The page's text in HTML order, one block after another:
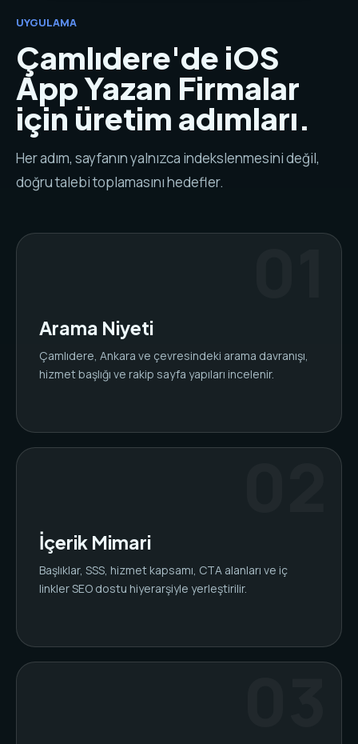
UYGULAMA
Çamlıdere'de iOS
App Yazan Firmalar
için üretim adımları.
Her adım, sayfanın yalnızca indekslenmesini değil,
doğru talebi toplamasını hedefler.
Arama Niyeti
Çamlıdere, Ankara ve çevresindeki arama davranışı,
hizmet başlığı ve rakip sayfa yapıları incelenir.
İçerik Mimari
Başlıklar, SSS, hizmet kapsamı, CTA alanları ve iç
linkler SEO dostu hiyerarşiyle yerleştirilir.